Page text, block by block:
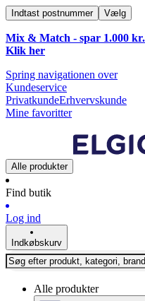
Indtast postnummer Vælg
Mix & Match - spar 1.000
Klik her
Spring navigationen over
Kundeservice
PrivatkundeErhvervskunde
Mine favoritter
Alle produkter
Find butik
Log ind
Indkøbskurv
Alle produkter